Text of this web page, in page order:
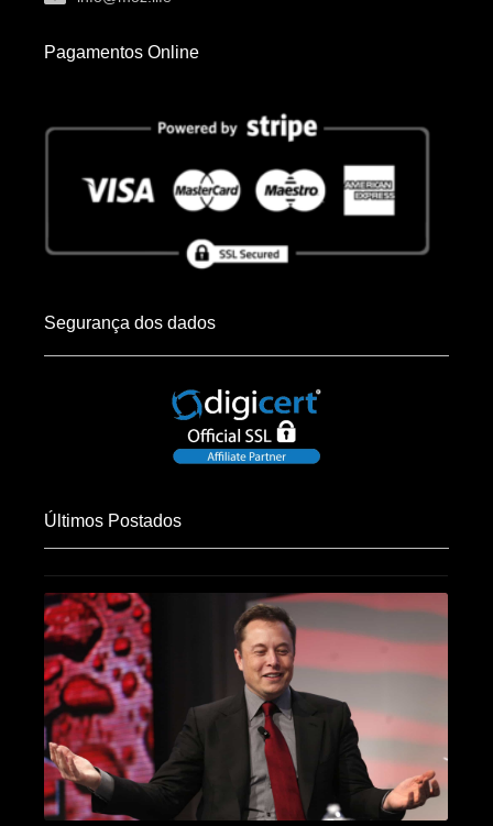
Pagamentos Online
Segurança dos dados
Últimos Postados